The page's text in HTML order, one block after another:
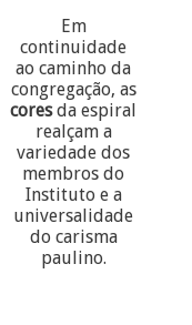
Em
continuidade
ao caminho da
congregação, as
coresda espiral
realçam a
variedade dos
membros do
Instituto e a
universalidade
do carisma
paulino.